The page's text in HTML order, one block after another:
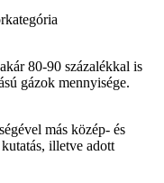
80-90 százalékkal is
gázok mennyisége.
más közép- és
illetve adott